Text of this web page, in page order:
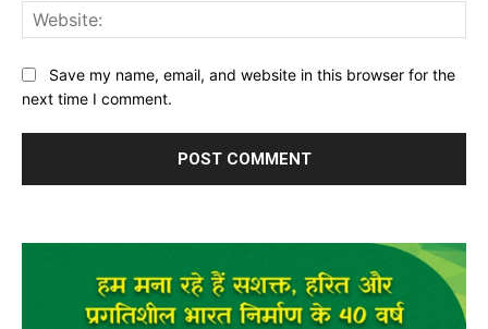
Save my name, email, and website in this browser for the
next time I comment.